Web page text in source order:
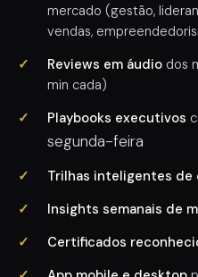
mercado (gestão,
vendas,
✓
Reviews em áudio dos
min cada)
✓
Playbooks executivos
segunda-feira
✓ Trilhas inteligentes de
✓
Insights semanais de
✓
Certificados